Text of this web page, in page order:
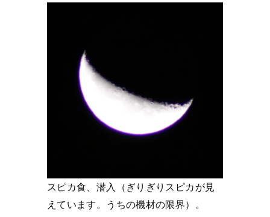
スピカ食、潜入（ぎりぎりスピカが見
えています。うちの機材の限界）。